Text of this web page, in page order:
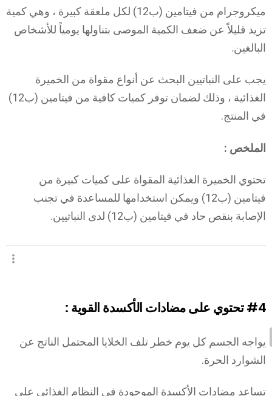
ميكروجرام من فيتامين (ب12) لكل ملعقة كبيرة ، وهي كمية
تزيد قليلاً عن ضعف الكمية الموصى بتناولها يومياً للأشخاص
البالغين.
يجب على النباتيين البحث عن أنواع مقواة من الخميرة
الغذائية ، وذلك لضمان توفر كميات كافية من فيتامين (ب12)
في المنتج.
الملخص :
تحتوي الخميرة الغذائية المقواة على كميات كبيرة من
فيتامين (ب12) ويمكن استخدامها للمساعدة في تجنب
الإصابة بنقص حاد في فيتامين (ب12) لدى النباتيين.
#4تحتوي على مضادات الأكسدة القوية :
يواجه الجسم كل يوم خطر تلف الخلايا المحتمل الناتج عن
الشوارد الحرة.
تساعد مضادات الأكسدة الموجودة في النظام الغذائي على